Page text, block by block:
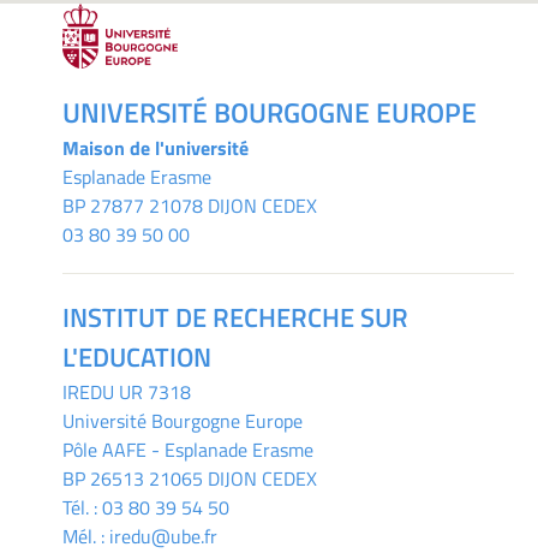
UNIVERSITÉ BOURGOGNE EUROPE
Maison de l'université
Esplanade Erasme
BP 27877 21078 DIJON CEDEX
03 80 39 50 00
INSTITUT DE RECHERCHE SUR
L'EDUCATION
IREDU UR 7318
Université Bourgogne Europe
Pôle AAFE - Esplanade Erasme
BP 26513 21065 DIJON CEDEX
Tél. :03 80 39 54 50
Mél. : iredu@ube.fr